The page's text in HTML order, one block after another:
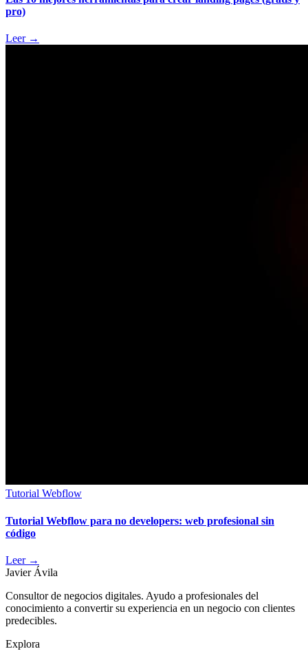
pro)
Leer →
Tutorial Webflow
Tutorial Webflow para no developers: web profesional sin
código
Leer →
Javier Ávila
Consultor de negocios digitales. Ayudo a profesionales del
conocimiento a convertir su experiencia en un negocio con clientes
predecibles.
Explora